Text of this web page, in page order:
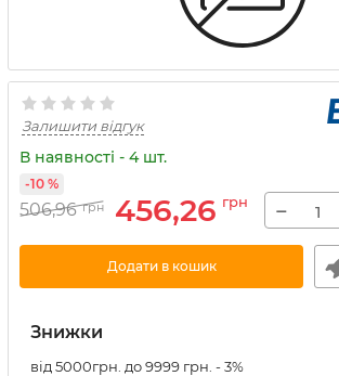
Залишити відгук
В наявності - 4 шт.
506,96 грн 456,26 грн
-10 %
−
Додати в кошик
Знижки
від 5000грн. до 9999 грн. - 3%